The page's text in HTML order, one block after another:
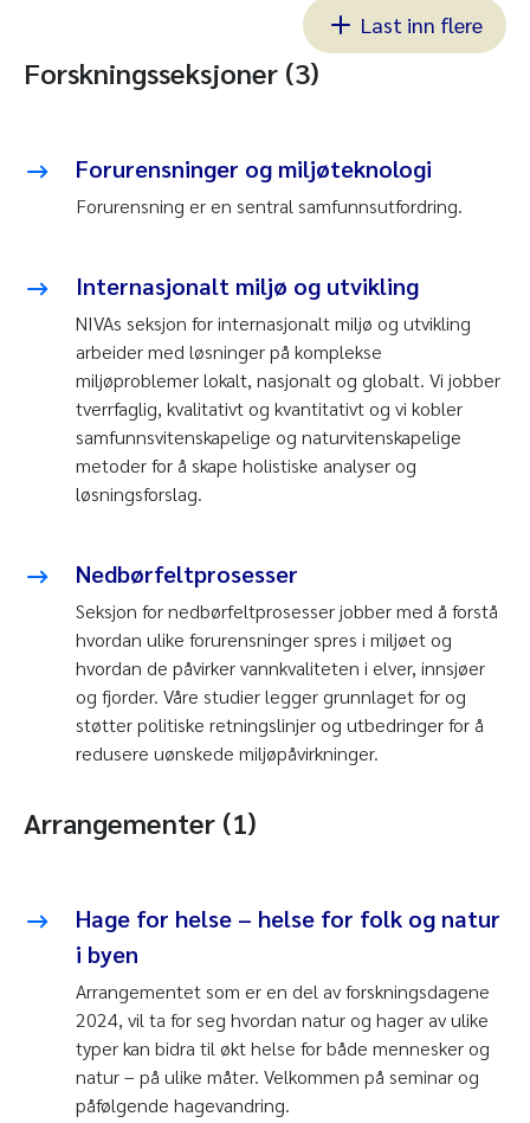
Last inn flere
Forskningsseksjoner (3)
Forurensninger og miljøteknologi
Forurensning er en sentral samfunnsutfordring.
Internasjonalt miljø og utvikling
NIVAs seksjon for internasjonalt miljø og utvikling
arbeider med løsninger på komplekse
miljøproblemer lokalt, nasjonalt og globalt. Vi jobber
tverrfaglig, kvalitativt og kvantitativt og vi kobler
samfunnsvitenskapelige og naturvitenskapelige
metoder for å skape holistiske analyser og
løsningsforslag.
Nedbørfeltprosesser
Seksjon for nedbørfeltprosesser jobber med å forstå
hvordan ulike forurensninger spres i miljøet og
hvordan de påvirker vannkvaliteten i elver, innsjøer
og fjorder. Våre studier legger grunnlaget for og
støtter politiske retningslinjer og utbedringer for å
redusere uønskede miljøpåvirkninger.
Arrangementer (1)
Hage for helse – helse for folk og natur
i byen
Arrangementet som er en del av forskningsdagene
2024, vil ta for seg hvordan natur og hager av ulike
typer kan bidra til økt helse for både mennesker og
natur – på ulike måter. Velkommen på seminar og
påfølgende hagevandring.